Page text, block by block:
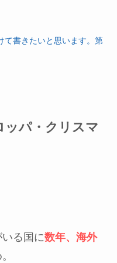
て書きたいと思います。第
ッパ・クリスマ
る国に数年、海外